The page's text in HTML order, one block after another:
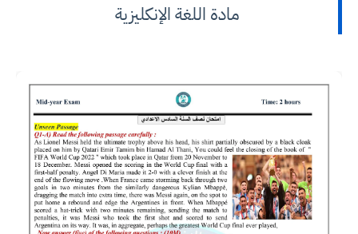
مادة اللغة الإنكليزية